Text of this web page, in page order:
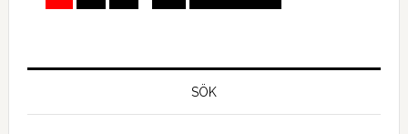
till
till
till
till
to
Primärt
SÖK